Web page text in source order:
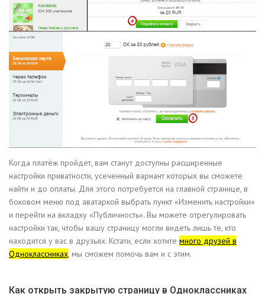
Когда платёж пройдет, вам станут доступны расширенные
настройки приватности, усеченный вариант которых вы сможете
найти и до оплаты. Для этого потребуется на главной странице, в
боковом меню под аватаркой выбрать пункт «Изменить настройки»
и перейти на вкладку «Публичность». Вы можете отрегулировать
настройки так, чтобы вашу страницу могли видеть лишь те, кто
находится у вас в друзьях. Кстати, если хотите много друзей в
Одноклассниках, мы сможем помочь вам и с этим.
Как открыть закрытую страницу в Одноклассниках